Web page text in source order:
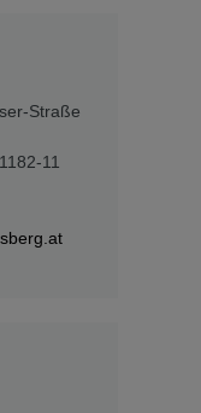
Straße
11